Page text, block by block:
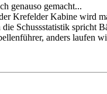
genauso gemacht...
Krefelder Kabine
Schussstatistik spricht
anders laufen